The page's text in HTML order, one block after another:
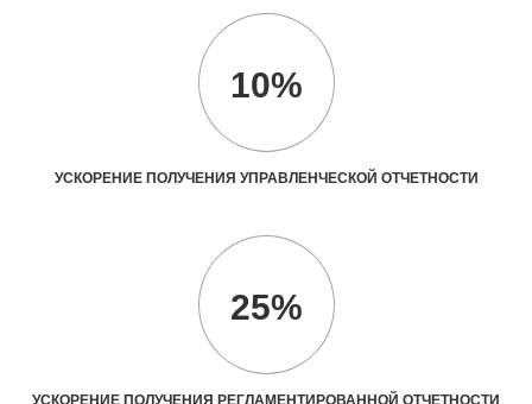
10%
УСКОРЕНИЕ ПОЛУЧЕНИЯ УПРАВЛЕНЧЕСКОЙ ОТЧЕТНОСТИ
25%
УСКОРЕНИЕ ПОЛУЧЕНИЯ РЕГЛАМЕНТИРОВАННОЙ ОТЧЕТНОСТИ